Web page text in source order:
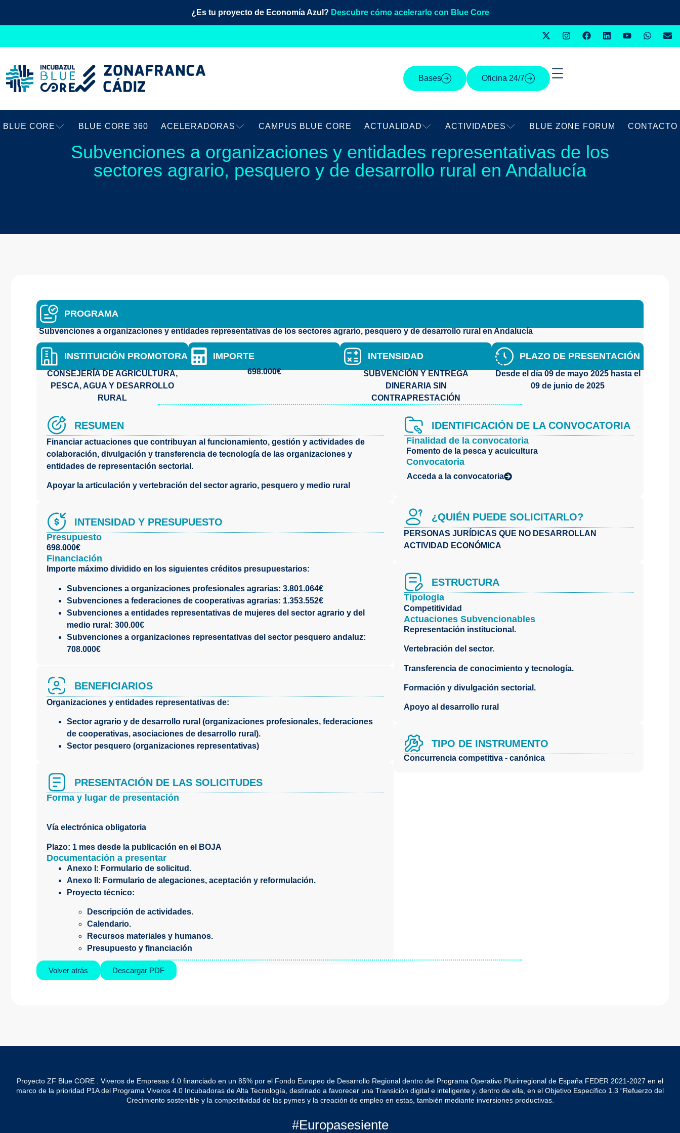
¿Es tu proyecto de Economía Azul? Descubre cómo acelerarlo con Blue Core
Bases Oficina 24/7
BLUE CORE BLUE CORE 360 ACELERADORAS CAMPUS BLUE CORE ACTUALIDAD ACTIVIDADES BLUE ZONE FORUM CONTACTO
Subvenciones a organizaciones y entidades representativas de los
sectores agrario, pesquero y de desarrollo rural en Andalucía
PROGRAMA
Subvenciones a organizaciones y entidades representativas de los sectores agrario, pesquero y de desarrollo rural en Andalucía
INSTITUICIÓN PROMOTORA
CONSEJERÍA DE AGRICULTURA,
PESCA, AGUA Y DESARROLLO
RURAL
IMPORTE
698.000€
INTENSIDAD
SUBVENCIÓN Y ENTREGA
DINERARIA SIN
CONTRAPRESTACIÓN
PLAZO DE PRESENTACIÓN
Desde el día09 de mayo 2025 hasta el
09 de junio de 2025
RESUMEN
Financiar actuaciones que contribuyan al funcionamiento, gestión y actividades de
colaboración, divulgación y transferencia de tecnología de las organizaciones y
entidades de representación sectorial.
Apoyar la articulación y vertebración del sector agrario, pesquero y medio rural
INTENSIDAD Y PRESUPUESTO
Presupuesto
698.000€
Financiación
Importe máximo dividido en los siguientes créditos presupuestarios:
Subvenciones a organizaciones profesionales agrarias: 3.801.064€
Subvenciones a federaciones de cooperativas agrarias: 1.353.552€
Subvenciones a entidades representativas de mujeres del sector agrario y del
medio rural: 300.00€
Subvenciones a organizaciones representativas del sector pesquero andaluz:
708.000€
BENEFICIARIOS
Organizaciones y entidades representativas de:
Sector agrario y de desarrollo rural (organizaciones profesionales, federaciones
de cooperativas, asociaciones de desarrollo rural).
Sector pesquero (organizaciones representativas)
PRESENTACIÓN DE LAS SOLICITUDES
Forma y lugar de presentación
Vía electrónica obligatoria
Plazo: 1 mes desde la publicación en el BOJA
Documentación a presentar
Anexo I: Formulario de solicitud.
Anexo II: Formulario de alegaciones, aceptación y reformulación.
Proyecto técnico:
Descripción de actividades.
Calendario.
Recursos materiales y humanos.
Presupuesto y financiación
IDENTIFICACIÓN DE LA CONVOCATORIA
Finalidad de la convocatoria
Fomento de la pesca y acuicultura
Convocatoria
Acceda a la convocatoria
¿QUIÉN PUEDE SOLICITARLO?
PERSONAS JURÍDICAS QUE NO DESARROLLAN
ACTIVIDAD ECONÓMICA
ESTRUCTURA
Tipologia
Competitividad
Actuaciones Subvencionables
Representación institucional.
Vertebración del sector.
Transferencia de conocimiento y tecnología.
Formación y divulgación sectorial.
Apoyo al desarrollo rural
TIPO DE INSTRUMENTO
Concurrencia competitiva - canónica
Volver atrás Descargar PDF
Proyecto ZF Blue CORE . Viveros de Empresas 4.0 financiado en un 85% por el Fondo Europeo de Desarrollo Regional dentro del Programa Operativo Plurirregional de España FEDER 2021-2027 en el
marco de la prioridad P1A del Programa Viveros 4.0 Incubadoras de Alta Tecnología, destinado a favorecer una Transición digital e inteligente y, dentro de ella, en el Objetivo Específico 1.3 “Refuerzo del
Crecimiento sostenible y la competitividad de las pymes y la creación de empleo en estas, también mediante inversiones productivas.
#Europasesiente